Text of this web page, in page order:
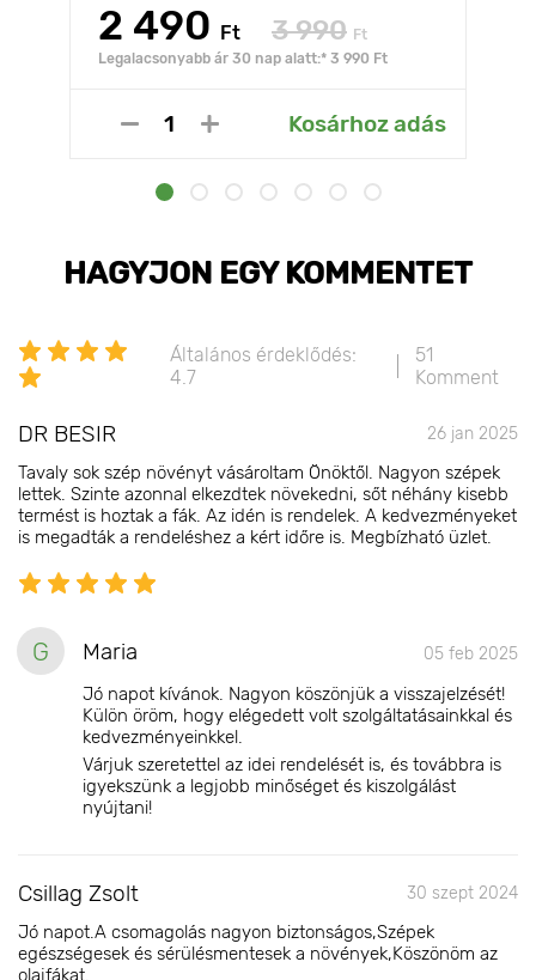
2 490 Ft 3 990 Ft
Legalacsonyabb ár 30 nap alatt:* 3 990 Ft
Kosárhoz adás
HAGYJON EGY KOMMENTET
Általános érdeklődés:
4.7
51
Komment
DR BESIR 26 jan 2025
Tavaly sok szép növényt vásároltam Önöktől. Nagyon szépek
lettek. Szinte azonnal elkezdtek növekedni, sőt néhány kisebb
termést is hoztak a fák. Az idén is rendelek. A kedvezményeket
is megadták a rendeléshez a kért időre is. Megbízható üzlet.
G Maria 05 feb 2025
Jó napot kívánok. Nagyon köszönjük a visszajelzését!
Külön öröm, hogy elégedett volt szolgáltatásainkkal és
kedvezményeinkkel.
Várjuk szeretettel az idei rendelését is, és továbbra is
igyekszünk a legjobb minőséget és kiszolgálást
nyújtani!
Csillag Zsolt 30 szept 2024
Jó napot.A csomagolás nagyon biztonságos,Szépek
egészségesek és sérülésmentesek a növények,Köszönöm az
olajfákat.